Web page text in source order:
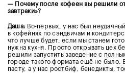
— Почему после кофеен вы решили
завтраки»?
Даша: Во-первых, у нас был
в кофейнях по сэндвичам и
что лучше будет, если мы станем
нужна кухня. Просто открывать цех
решили запустить заведение с
городе такого формата ещё не было.
пасту, а у нас ростбиф, бенедикты,